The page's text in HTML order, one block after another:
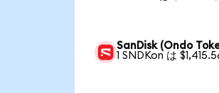
SanDisk (Ondo
1 SNDKon は